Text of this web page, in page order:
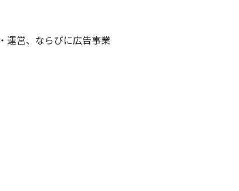
運営、ならびに広告事業